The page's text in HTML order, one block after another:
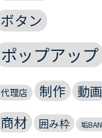
ボタン
ポップアップ
代理店 制作 動画
商材 囲み枠 垢BAN